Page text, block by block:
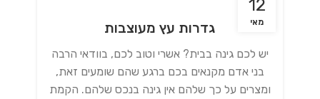
12
מאי גדרות עץ מעוצבות
יש לכם גינה בבית? אשרי וטוב לכם, בוודאי הרבה
בני אדם מקנאים בכם ברגע שהם שומעים זאת,
ומצרים על כך שלהם אין גינה בנכס שלהם. הקמת